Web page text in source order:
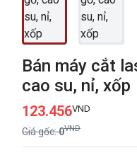
Bán máy cắt
cao su, nỉ, xốp
123.456VND
Giá gốc:0VND